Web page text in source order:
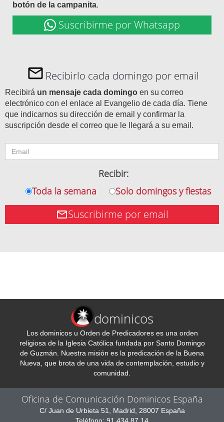
botón de la campanita.
Suscribirme por Whatsapp
Recibirlo cada domingo por email
Recibirá un mensaje cada domingo en su correo
electrónico con el enlace al Evangelio de cada día. Tiene
que indicarnos su dirección de email y confirmar la
suscripción desde el correo que le llegará a su email.
Recibir:
Toda la semana
Solo domingos y fiestas
Suscribirme por email
dominicos
Los dominicos u Orden de Predicadores es una orden
religiosa de la Iglesia Católica fundada por Santo Domingo
de Guzmán. Nuestra misión es la predicación de la Buena
Nueva, que brota de una vida de contemplación, estudio y
comunidad.
Oficina de Comunicación Dominicos España
C/ Juan de Urbieta 51, Madrid, 28007 España